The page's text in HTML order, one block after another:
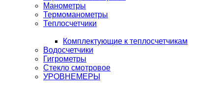
Манометры
Термоманометры
Теплосчетчики
Комплектующие к теплосчетчикам
Водосчетчики
Гигрометры
Стекло смотровое
УРОВНЕМЕРЫ